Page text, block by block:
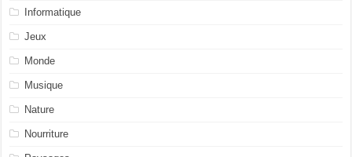
Informatique
Jeux
Monde
Musique
Nature
Nourriture